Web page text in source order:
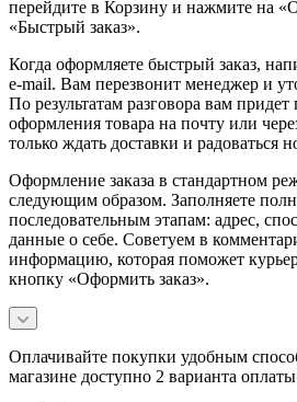
перейдите в Корзину и нажмите на
«Быстрый заказ».
Когда оформляете быстрый заказ,
e-mail. Вам перезвонит менеджер и
По результатам разговора вам
оформления товара на почту или
только ждать доставки и радоваться
Оформление заказа в стандартном
следующим образом. Заполняете
последовательным этапам: адрес,
данные о себе. Советуем в
информацию, которая поможет
кнопку «Оформить заказ».
Оплачивайте покупки удобным
магазине доступно 2 варианта